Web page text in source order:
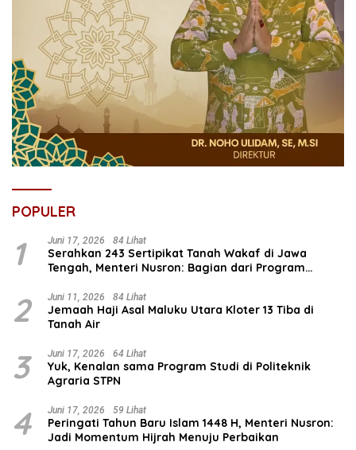
POPULER
1 Juni 17, 2026 84 Lihat
Serahkan 243 Sertipikat Tanah Wakaf di Jawa
Tengah, Menteri Nusron: Bagian dari Program
Umat
2 Juni 11, 2026 84 Lihat
Jemaah Haji Asal Maluku Utara Kloter 13 Tiba di
Tanah Air
3 Juni 17, 2026 64 Lihat
Yuk, Kenalan sama Program Studi di Politeknik
Agraria STPN
4 Juni 17, 2026 59 Lihat
Peringati Tahun Baru Islam 1448 H, Menteri Nusron:
Jadi Momentum Hijrah Menuju Perbaikan